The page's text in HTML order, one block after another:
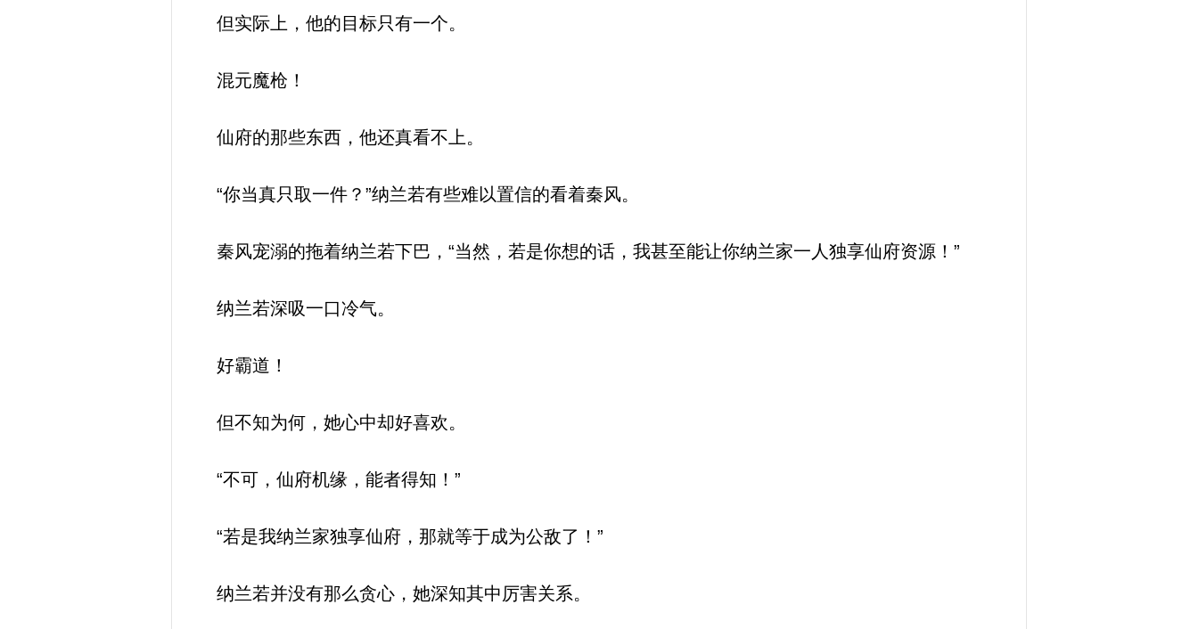
但实际上，他的目标只有一个。
混元魔枪！
仙府的那些东西，他还真看不上。
“你当真只取一件？”纳兰若有些难以置信的看着秦风。
秦风宠溺的拖着纳兰若下巴，“当然，若是你想的话，我甚至能让你纳兰家一人独享仙府资源！”
纳兰若深吸一口冷气。
好霸道！
但不知为何，她心中却好喜欢。
“不可，仙府机缘，能者得知！”
“若是我纳兰家独享仙府，那就等于成为公敌了！”
纳兰若并没有那么贪心，她深知其中厉害关系。